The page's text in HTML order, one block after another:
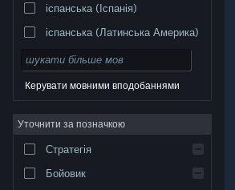
© Valve Corporation. Усі права захищено. Усі
Юридична інформація
підписника Steam
cookie
іспанська (Іспанія)
іспанська (Латинська Америка)
Керувати мовними вподобаннями
Уточнити за позначкою
Стратегія
Бойовик